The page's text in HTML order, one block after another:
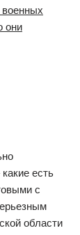
военных
они
есть
с
области